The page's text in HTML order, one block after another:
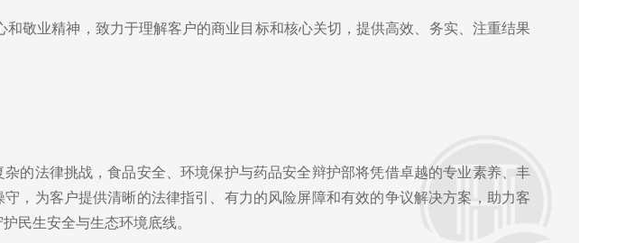
和敬业精神，致力于理解客户的商业目标和核心关切，提供高效、务实、注重结果
的法律挑战，食品安全、环境保护与药品安全辩护部将凭借卓越的专业素养、丰
，为客户提供清晰的法律指引、有力的风险屏障和有效的争议解决方案，助力客
民生安全与生态环境底线。
首次工作会议 2019-01-10